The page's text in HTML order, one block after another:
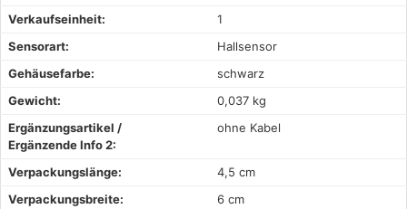
Verkaufseinheit:
1
Sensorart:
Hallsensor
Gehäusefarbe:
schwarz
Gewicht:
0,037 kg
Ergänzungsartikel /
Ergänzende Info 2:
ohne Kabel
Verpackungslänge:
4,5 cm
Verpackungsbreite:
6 cm